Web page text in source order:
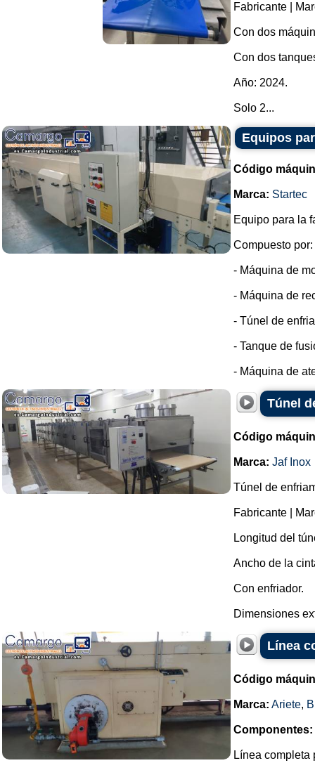
Fabricante |
Con dos
Con dos
Año: 2024.
Solo 2...
Equipos
Código
Marca: Startec
Equipo para la
Compuesto por:
- Máquina de
- Máquina de
- Túnel de
- Tanque de
- Máquina de
Túnel
Código
Marca: Jaf Inox
Túnel de
Fabricante |
Longitud del
Ancho de la
Con enfriador.
Dimensiones
Línea
Código
Marca: Ariete,
Componentes:
Línea completa